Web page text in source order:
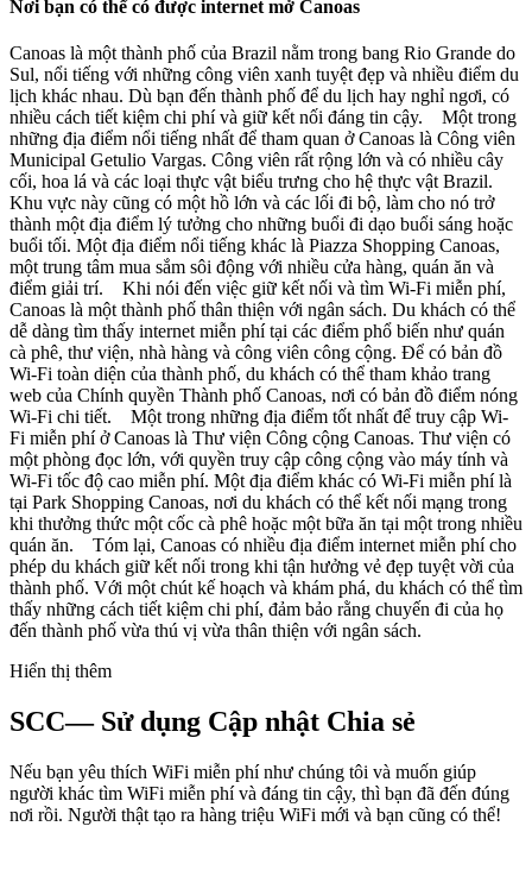
Nơi bạn có thể có được internet mở Canoas
Canoas là một thành phố của Brazil nằm trong bang Rio Grande do
Sul, nổi tiếng với những công viên xanh tuyệt đẹp và nhiều điểm du
lịch khác nhau. Dù bạn đến thành phố để du lịch hay nghỉ ngơi, có
nhiều cách tiết kiệm chi phí và giữ kết nối đáng tin cậy. Một trong
những địa điểm nổi tiếng nhất để tham quan ở Canoas là Công viên
Municipal Getulio Vargas. Công viên rất rộng lớn và có nhiều cây
cối, hoa lá và các loại thực vật biểu trưng cho hệ thực vật Brazil.
Khu vực này cũng có một hồ lớn và các lối đi bộ, làm cho nó trở
thành một địa điểm lý tưởng cho những buổi đi dạo buổi sáng hoặc
buổi tối. Một địa điểm nổi tiếng khác là Piazza Shopping Canoas,
một trung tâm mua sắm sôi động với nhiều cửa hàng, quán ăn và
điểm giải trí. Khi nói đến việc giữ kết nối và tìm Wi-Fi miễn phí,
Canoas là một thành phố thân thiện với ngân sách. Du khách có thể
dễ dàng tìm thấy internet miễn phí tại các điểm phổ biến như quán
cà phê, thư viện, nhà hàng và công viên công cộng. Để có bản đồ
Wi-Fi toàn diện của thành phố, du khách có thể tham khảo trang
web của Chính quyền Thành phố Canoas, nơi có bản đồ điểm nóng
Wi-Fi chi tiết. Một trong những địa điểm tốt nhất để truy cập Wi-
Fi miễn phí ở Canoas là Thư viện Công cộng Canoas. Thư viện có
một phòng đọc lớn, với quyền truy cập công cộng vào máy tính và
Wi-Fi tốc độ cao miễn phí. Một địa điểm khác có Wi-Fi miễn phí là
tại Park Shopping Canoas, nơi du khách có thể kết nối mạng trong
khi thưởng thức một cốc cà phê hoặc một bữa ăn tại một trong nhiều
quán ăn. Tóm lại, Canoas có nhiều địa điểm internet miễn phí cho
phép du khách giữ kết nối trong khi tận hưởng vẻ đẹp tuyệt vời của
thành phố. Với một chút kế hoạch và khám phá, du khách có thể tìm
thấy những cách tiết kiệm chi phí, đảm bảo rằng chuyến đi của họ
đến thành phố vừa thú vị vừa thân thiện với ngân sách.
Hiển thị thêm
SCC— Sử dụng Cập nhật Chia sẻ
Nếu bạn yêu thích WiFi miễn phí như chúng tôi và muốn giúp
người khác tìm WiFi miễn phí và đáng tin cậy, thì bạn đã đến đúng
nơi rồi. Người thật tạo ra hàng triệu WiFi mới và bạn cũng có thể!